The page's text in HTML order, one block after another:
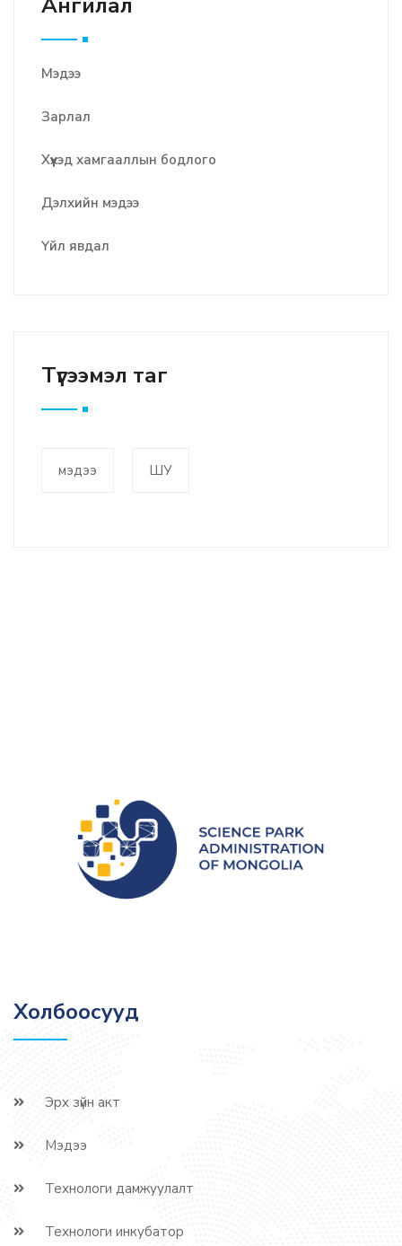
Мэдээ
Зарлал
Хүүхэд хамгааллын бодлого
Дэлхийн мэдээ
Үйл явдал
Түгээмэл таг
мэдээ ШУ
Холбоосууд
Эрх зүйн акт
Мэдээ
Технологи дамжуулалт
Технологи инкубатор